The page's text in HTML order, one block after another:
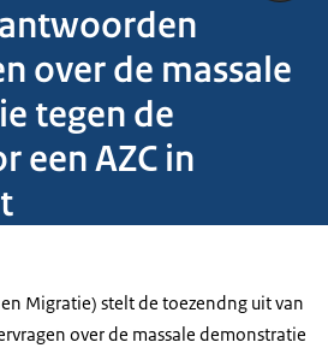
over de massale
tegen de
een AZC in
Migratie) stelt de toezendng uit van
over de massale demonstratie